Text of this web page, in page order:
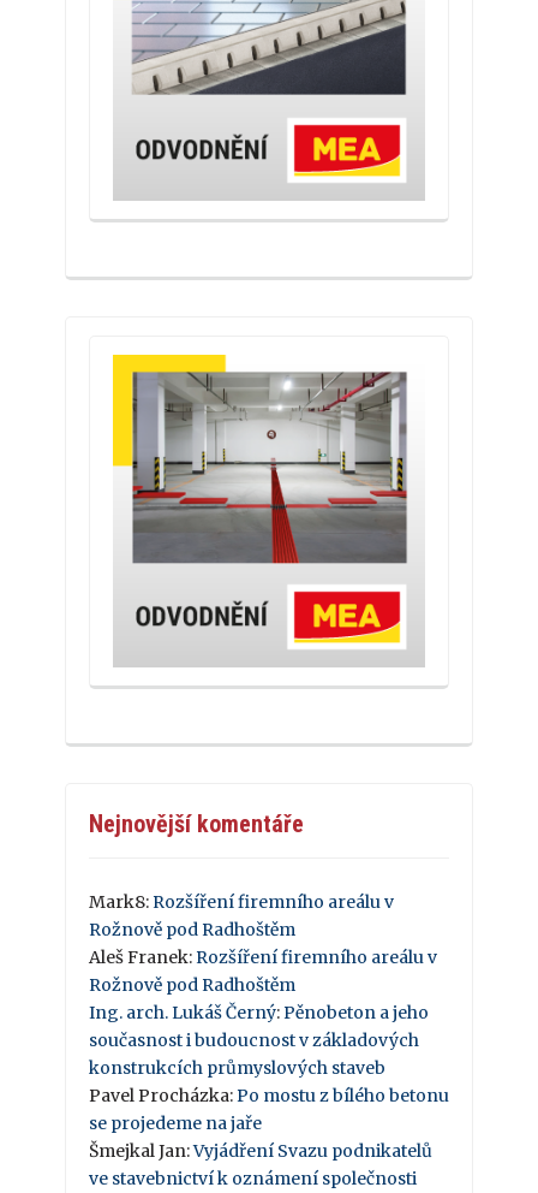
Nejnovější komentáře
Mark8: Rozšíření firemního areálu v
Rožnově pod Radhoštěm
Aleš Franek: Rozšíření firemního areálu v
Rožnově pod Radhoštěm
Ing. arch. Lukáš Černý: Pěnobeton a jeho
současnost i budoucnost v základových
konstrukcích průmyslových staveb
Pavel Procházka: Po mostu z bílého betonu
se projedeme na jaře
Šmejkal Jan:Vyjádření Svazu podnikatelů
ve stavebnictví k oznámení společnosti